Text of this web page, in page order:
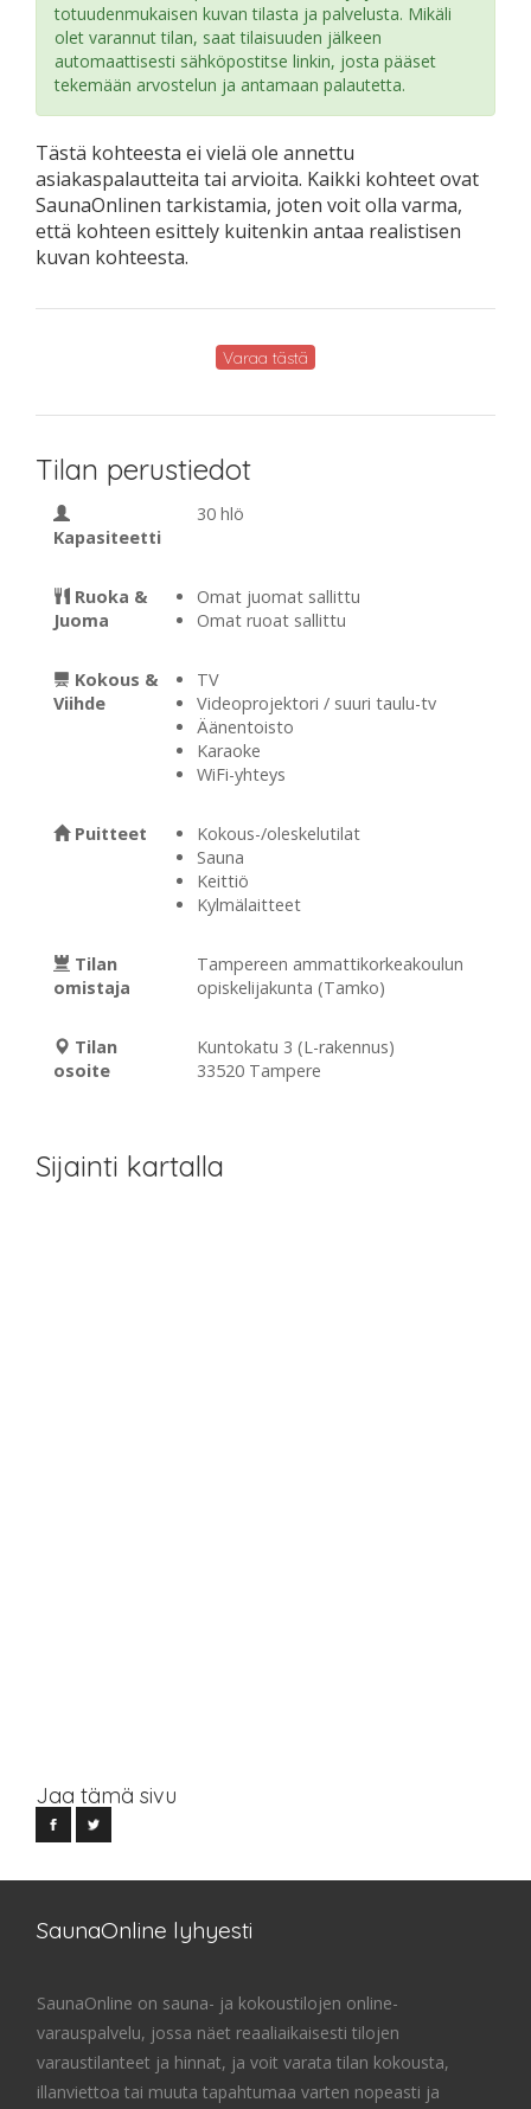
totuudenmukaisen kuvan tilasta ja palvelusta. Mikäli
olet varannut tilan, saat tilaisuuden jälkeen
automaattisesti sähköpostitse linkin, josta pääset
tekemään arvostelun ja antamaan palautetta.
Tästä kohteesta ei vielä ole annettu
asiakaspalautteita tai arvioita. Kaikki kohteet ovat
SaunaOnlinen tarkistamia, joten voit olla varma,
että kohteen esittely kuitenkin antaa realistisen
kuvan kohteesta.
Varaa tästä
Tilan perustiedot
Kapasiteetti
30 hlö
Ruoka &
Juoma
Omat juomat sallittu
Omat ruoat sallittu
Kokous &
Viihde
TV
Videoprojektori / suuri taulu-tv
Äänentoisto
Karaoke
WiFi-yhteys
Puitteet
Kokous-/oleskelutilat
Sauna
Keittiö
Kylmälaitteet
Tilan
omistaja
Tampereen ammattikorkeakoulun
opiskelijakunta (Tamko)
Tilan
osoite
Kuntokatu 3 (L-rakennus)
33520 Tampere
Sijainti kartalla
Jaa tämä sivu
SaunaOnline lyhyesti
SaunaOnline on sauna- ja kokoustilojen online-
varauspalvelu, jossa näet reaaliaikaisesti tilojen
varaustilanteet ja hinnat, ja voit varata tilan kokousta,
illanviettoa tai muuta tapahtumaa varten nopeasti ja